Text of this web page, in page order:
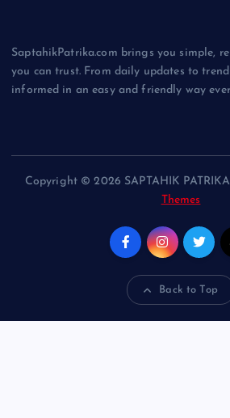
SaptahikPatrika.com brings you simple,
you can trust. From daily updates to
informed in an easy and friendly way
Copyright © 2026 SAPTAHIK
Themes
Back to Top